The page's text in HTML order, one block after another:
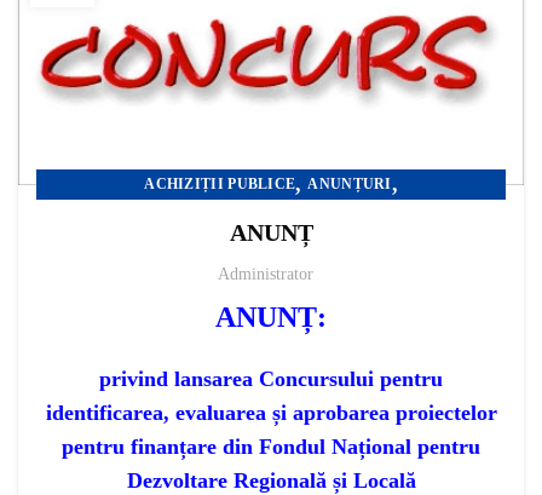
ACHIZIȚII PUBLICE,ANUNȚURI,
ANUNȚ
Administrator
ANUNȚ:
privind lansarea Concursului pentru
identificarea, evaluarea și aprobarea proiectelor
pentru finanțare din Fondul Național pentru
Dezvoltare Regională și Locală